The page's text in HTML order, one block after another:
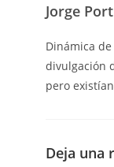
Jorge
Dinámica
divulgación
pero
Deja una